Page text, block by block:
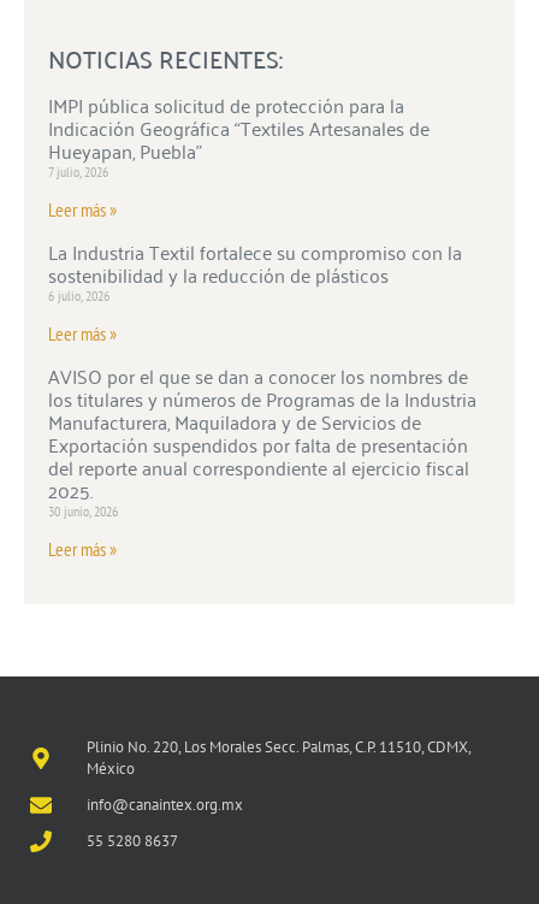
NOTICIAS RECIENTES:
IMPI pública solicitud de protección para la
Indicación Geográfica “Textiles Artesanales de
Hueyapan, Puebla”
7 julio, 2026
Leer más »
La Industria Textil fortalece su compromiso con la
sostenibilidad y la reducción de plásticos
6 julio, 2026
Leer más »
AVISO por el que se dan a conocer los nombres de
los titulares y números de Programas de la Industria
Manufacturera, Maquiladora y de Servicios de
Exportación suspendidos por falta de presentación
del reporte anual correspondiente al ejercicio fiscal
2025.
30 junio, 2026
Leer más »
Plinio No. 220, Los Morales Secc. Palmas, C.P. 11510, CDMX,
México
info@canaintex.org.mx
55 5280 8637